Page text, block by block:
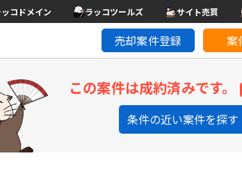
ッコドメイン ラッコツールズ サイト売買
売却案件登録 案
この案件は成約済みです。
条件の近い案件を探す